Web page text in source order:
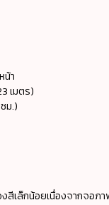
น้า
เมตร)
ม.)
สีเล็กน้อยเนื่องจากจอ